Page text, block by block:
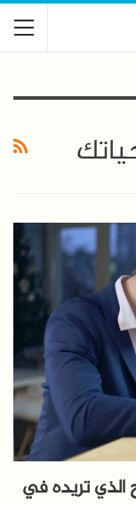
الذي تريده في